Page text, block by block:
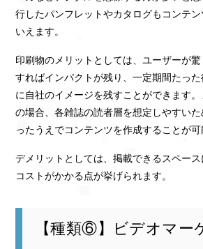
行したパンフレットやカタログもコンテ
いえます。
印刷物のメリットとしては、ユーザーが
すればインパクトが残り、一定期間たっ
に自社のイメージを残すことができます
の場合、各雑誌の読者層を想定しやすい
ったうえでコンテンツを作成することが可
デメリットとしては、掲載できるスペー
コストがかかる点が挙げられます。
【種類⑥】ビデオマー